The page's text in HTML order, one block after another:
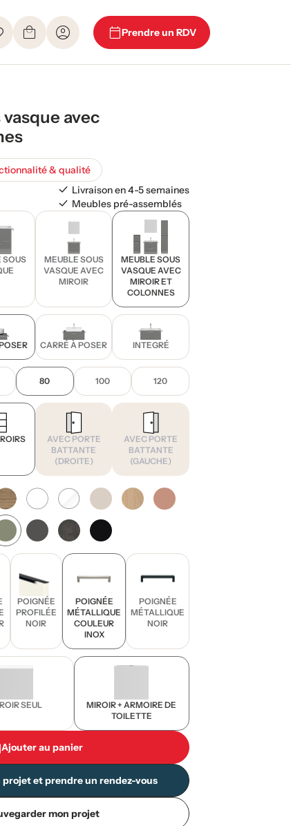
Prendre un RDV
avec
& qualité
Livraison en 4-5 semaines
Meubles pré-assemblés
SOUS
MEUBLE SOUS
VASQUE AVEC
MIROIR
MEUBLE SOUS
VASQUE AVEC
MIROIR ET
COLONNES
CARRÉ À POSER INTEGRÉ
80 100 120
AVEC PORTE
BATTANTE
(DROITE)
AVEC PORTE
BATTANTE
(GAUCHE)
POIGNÉE
PROFILÉE
NOIR
POIGNÉE
MÉTALLIQUE
COULEUR
INOX
POIGNÉE
MÉTALLIQUE
NOIR
SEUL
MIROIR + ARMOIRE DE
TOILETTE
Ajouter au panier
et prendre un rendez-vous
mon projet